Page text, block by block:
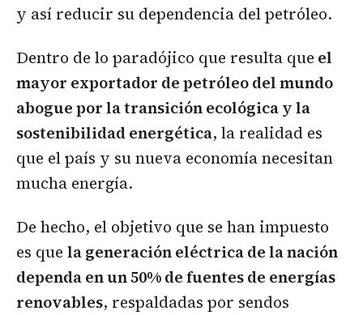
y así reducir su dependencia del petróleo.
Dentro de lo paradójico que resulta que el
mayor exportador de petróleo del mundo
abogue por la transición ecológica y la
sostenibilidad energética, la realidad es
que el país y su nueva economía necesitan
mucha energía.
De hecho, el objetivo que se han impuesto
es que la generación eléctrica de la nación
dependa en un 50% de fuentes de energías
renovables, respaldadas por sendos